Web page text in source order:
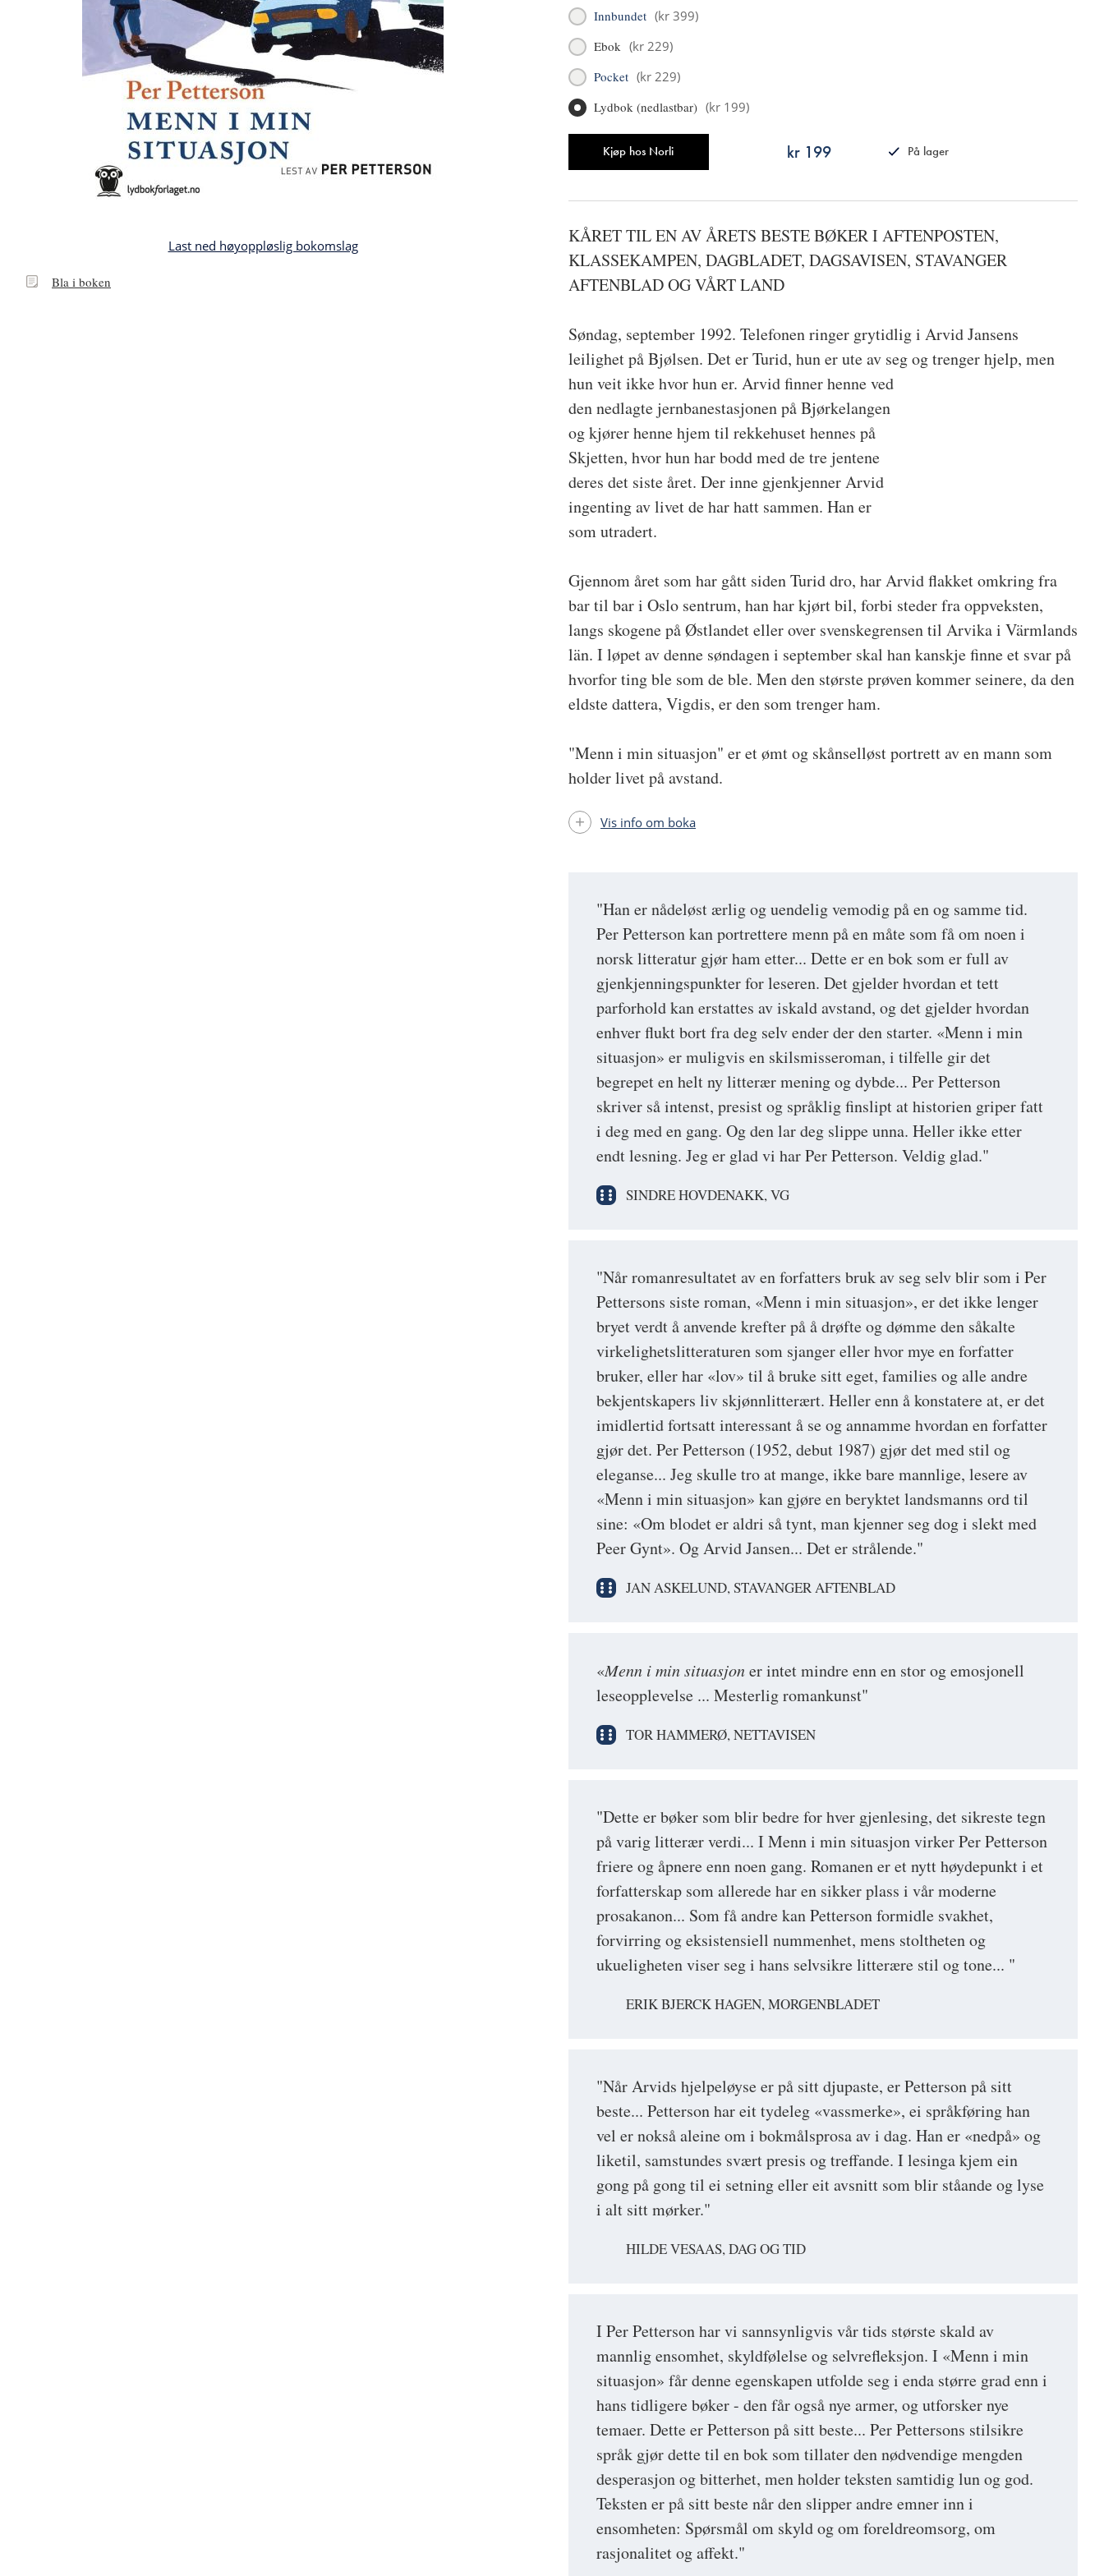
Last ned høyoppløslig bokomslag
BlaBla i boken
Innbundet (kr 399)
Ebok (kr 229)
Pocket (kr 229)
Lydbok (nedlastbar) (kr 199)
Kjøp hos Norli kr 199
På lager
"Han er nådeløst ærlig og uendelig vemodig på en og samme tid.
Per Petterson kan portrettere menn på en måte som få om noen i
norsk litteratur gjør ham etter... Dette er en bok som er full av
gjenkjenningspunkter for leseren. Det gjelder hvordan et tett
parforhold kan erstattes av iskald avstand, og det gjelder hvordan
enhver flukt bort fra deg selv ender der den starter. «Menn i min
situasjon» er muligvis en skilsmisseroman, i tilfelle gir det
begrepet en helt ny litterær mening og dybde... Per Petterson
skriver så intenst, presist og språklig finslipt at historien griper fatt
i deg med en gang. Og den lar deg slippe unna. Heller ikke etter
endt lesning. Jeg er glad vi har Per Petterson. Veldig glad."
SINDRE HOVDENAKK, VG
"Når romanresultatet av en forfatters bruk av seg selv blir som i Per
Pettersons siste roman, «Menn i min situasjon», er det ikke lenger
bryet verdt å anvende krefter på å drøfte og dømme den såkalte
virkelighetslitteraturen som sjanger eller hvor mye en forfatter
bruker, eller har «lov» til å bruke sitt eget, families og alle andre
bekjentskapers liv skjønnlitterært. Heller enn å konstatere at, er det
imidlertid fortsatt interessant å se og annamme hvordan en forfatter
gjør det. Per Petterson (1952, debut 1987) gjør det med stil og
eleganse... Jeg skulle tro at mange, ikke bare mannlige, lesere av
«Menn i min situasjon» kan gjøre en beryktet landsmanns ord til
sine: «Om blodet er aldri så tynt, man kjenner seg dog i slekt med
Peer Gynt». Og Arvid Jansen... Det er strålende."
JAN ASKELUND, STAVANGER AFTENBLAD
«Menn i min situasjoner intet mindre enn en stor og emosjonell
leseopplevelse ... Mesterlig romankunst"
TOR HAMMERØ, NETTAVISEN
"Dette er bøker som blir bedre for hver gjenlesing, det sikreste tegn
på varig litterær verdi... I Menn i min situasjon virker Per Petterson
friere og åpnere enn noen gang. Romanen er et nytt høydepunkt i et
forfatterskap som allerede har en sikker plass i vår moderne
prosakanon... Som få andre kan Petterson formidle svakhet,
forvirring og eksistensiell nummenhet, mens stoltheten og
ukueligheten viser seg i hans selvsikre litterære stil og tone... "
ERIK BJERCK HAGEN, MORGENBLADET
"Når Arvids hjelpeløyse er på sitt djupaste, er Petterson på sitt
beste... Petterson har eit tydeleg «vassmerke», ei språkføring han
vel er nokså aleine om i bokmålsprosa av i dag. Han er «nedpå» og
liketil, samstundes svært presis og treffande. I lesinga kjem ein
gong på gong til ei setning eller eit avsnitt som blir ståande og lyse
i alt sitt mørker."
HILDE VESAAS, DAG OG TID
I Per Petterson har vi sannsynligvis vår tids største skald av
mannlig ensomhet, skyldfølelse og selvrefleksjon. I «Menn i min
situasjon» får denne egenskapen utfolde seg i enda større grad enn i
hans tidligere bøker - den får også nye armer, og utforsker nye
temaer. Dette er Petterson på sitt beste... Per Pettersons stilsikre
språk gjør dette til en bok som tillater den nødvendige mengden
desperasjon og bitterhet, men holder teksten samtidig lun og god.
Teksten er på sitt beste når den slipper andre emner inn i
ensomheten: Spørsmål om skyld og om foreldreomsorg, om
rasjonalitet og affekt."
KÅRET TIL EN AV ÅRETS BESTE BØKER I AFTENPOSTEN,
KLASSEKAMPEN, DAGBLADET, DAGSAVISEN, STAVANGER
AFTENBLAD OG VÅRT LAND
Søndag, september 1992. Telefonen ringer grytidlig i Arvid Jansens
leilighet på Bjølsen. Det er Turid, hun er ute av seg og trenger hjelp, men
hun veit ikke hvor hun er. Arvid finner henne ved
den nedlagte jernbanestasjonen på Bjørkelangen
og kjører henne hjem til rekkehuset hennes på
Skjetten, hvor hun har bodd med de tre jentene
deres det siste året. Der inne gjenkjenner Arvid
ingenting av livet de har hatt sammen. Han er
som utradert.
Gjennom året som har gått siden Turid dro, har Arvid flakket omkring fra
bar til bar i Oslo sentrum, han har kjørt bil, forbi steder fra oppveksten,
langs skogene på Østlandet eller over svenskegrensen til Arvika i Värmlands
län. I løpet av denne søndagen i september skal han kanskje finne et svar på
hvorfor ting ble som de ble. Men den største prøven kommer seinere, da den
eldste dattera, Vigdis, er den som trenger ham.
"Menn i min situasjon" er et ømt og skånselløst portrett av en mann som
holder livet på avstand.
Vis info om boka